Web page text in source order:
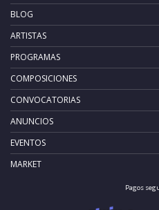
BLOG
ARTISTAS
PROGRAMAS
COMPOSICIONES
CONVOCATORIAS
ANUNCIOS
EVENTOS
MARKET
Pagos